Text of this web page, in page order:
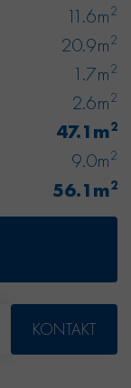
11.6m2
20.9m2
1.7m2
2.6m2
47.1m2
9.0m2
56.1m2
KONTAKT